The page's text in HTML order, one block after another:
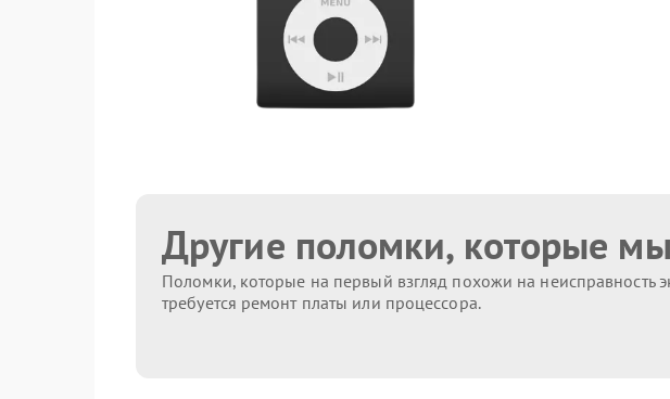
Другие поломки, которые
Поломки, которые на первый взгляд похожи на неисправность
требуется ремонт платы или процессора.